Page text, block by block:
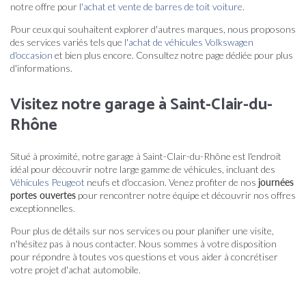
notre offre pour l'achat et vente de barres de toit voiture.
Pour ceux qui souhaitent explorer d'autres marques, nous proposons
des services variés tels que l'achat de véhicules Volkswagen
d'occasion et bien plus encore. Consultez notre page dédiée pour plus
d'informations.
Visitez notre garage à Saint-Clair-du-
Rhône
Situé à proximité, notre garage à Saint-Clair-du-Rhône est l'endroit
idéal pour découvrir notre large gamme de véhicules, incluant des
Véhicules Peugeot neufs et d'occasion. Venez profiter de nos journées
portes ouvertes pour rencontrer notre équipe et découvrir nos offres
exceptionnelles.
Pour plus de détails sur nos services ou pour planifier une visite,
n'hésitez pas à nous contacter. Nous sommes à votre disposition
pour répondre à toutes vos questions et vous aider à concrétiser
votre projet d'achat automobile.